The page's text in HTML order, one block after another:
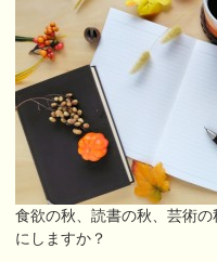
食欲の秋、読書の秋、芸術
にしますか？